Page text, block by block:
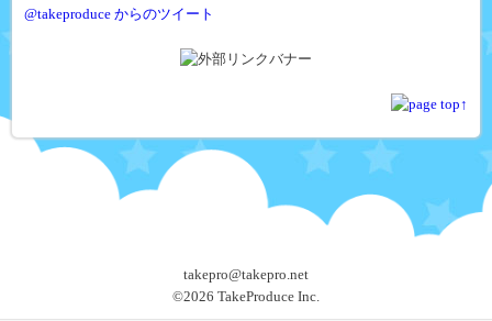
@takeproduce からのツイート
takepro@takepro.net
©2026 TakeProduce Inc.